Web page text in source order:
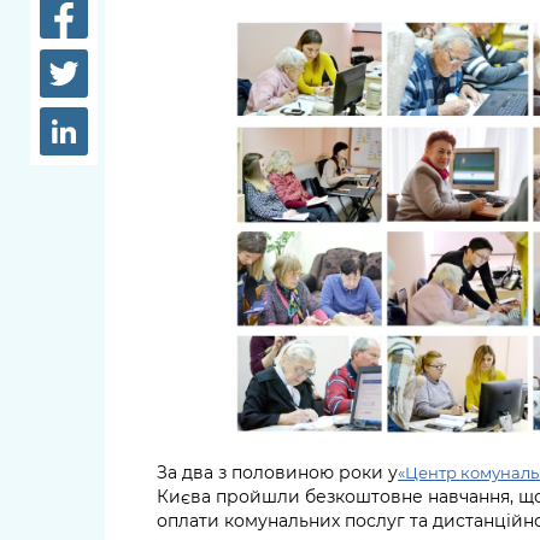
Структура
Рішення та розпорядження
Проєкти розпоряджень, що
перебувають на погодженні
КМВА
Лікарні
Освіта
заклади
Дороги,
парковки
За два з половиною роки у«Центр
Києва пройшли безкоштовне навчання,
оплати комунальних послуг та